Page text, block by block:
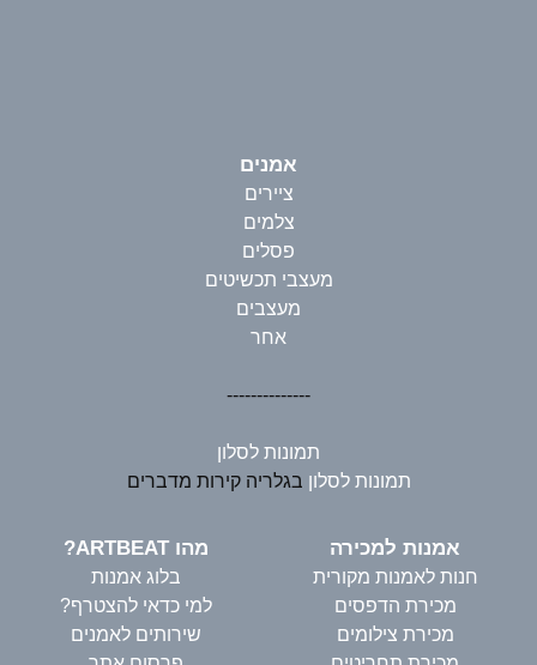
אמנים
ציירים
צלמים
פסלים
מעצבי תכשיטים
מעצבים
אחר
--------------
תמונות לסלון
תמונות לסלון בגלריה קירות מדברים
אמנות למכירה
חנות לאמנות מקורית
מכירת הדפסים
מכירת צילומים
מהו ARTBEAT?
בלוג אמנות
למי כדאי להצטרף?
שירותים לאמנים